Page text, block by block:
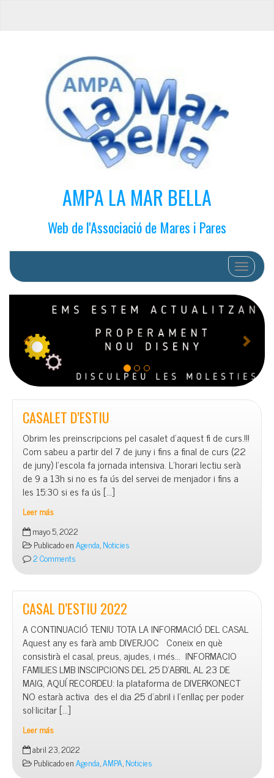
AMPA LA MAR BELLA
Web de l'Associació de Mares i Pares
Cambiar
t
e
i
o
r
S
g
i
e
n
e
CASALET D’ESTIU
Obrim les preinscripcions pel casalet d’aquest fi de curs.!!!
Com sabeu a partir del 7 de juny i fins a final de curs (22
de juny) l’escola fa jornada intensiva. L’horari lectiu serà
de 9 a 13h si no es fa ús del servei de menjador i fins a
les 15:30 si es fa ús […]
Leer más
CASALET
D’ESTIU
mayo 5, 2022
Publicado enAgenda,Noticies
2 Comments
CASAL D’ESTIU 2022
A CONTINUACIÓ TENIU TOTA LA INFORMACIÓ DEL CASAL
Aquest any es farà amb DIVERJOC Coneix en què
consistirà el casal, preus, ajudes, i més… INFORMACIO
FAMILIES LMB INSCIPCIONS DEL 25 D’ABRIL AL 23 DE
MAIG, AQUÍ RECORDEU: la plataforma de DIVERKONECT
NO estarà activa des el dia 25 d’abril i l’enllaç per poder
sol·licitar […]
Leer más
CASAL
D’ESTIU
2022
abril 23, 2022
Publicado enAgenda,AMPA,Noticies